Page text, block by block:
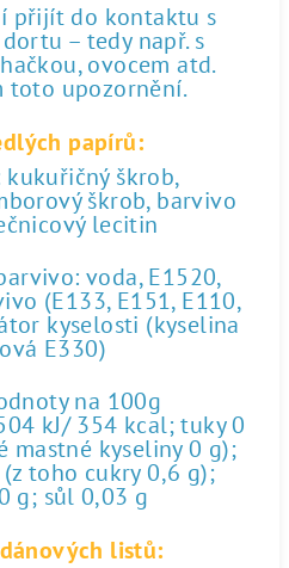
přijít do kontaktu s
– tedy např. s
ovocem atd.
toto upozornění.
papírů:
škrob,
škrob, barvivo
lecitin
voda, E1520,
(E133, E151, E110,
kyselosti (kyselina
E330)
na 100g
kJ/ 354 kcal; tuky 0
mastné kyseliny 0 g);
toho cukry 0,6 g);
g; sůl 0,03 g
listů: